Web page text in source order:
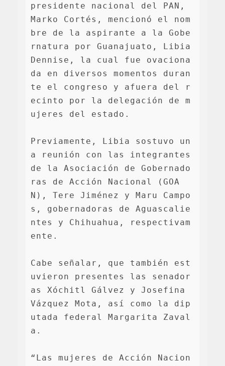
presidente nacional del PAN,
Marko Cortés, mencionó el nom
bre de la aspirante a la Gobe
rnatura por Guanajuato, Libia
Dennise, la cual fue ovaciona
da en diversos momentos duran
te el congreso y afuera del r
ecinto por la delegación de m
ujeres del estado.
Previamente, Libia sostuvo un
a reunión con las integrantes
de la Asociación de Gobernado
ras de Acción Nacional (GOA
N), Tere Jiménez y Maru Campo
s, gobernadoras de Aguascalie
ntes y Chihuahua, respectivam
ente.
Cabe señalar, que también est
uvieron presentes las senador
as Xóchitl Gálvez y Josefina
Vázquez Mota, así como la dip
utada federal Margarita Zaval
a.
“Las mujeres de Acción Nacion